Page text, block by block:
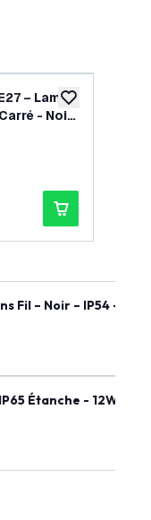
ajouter à la
– Lampe
- Noir
Fil – Noir – IP54 –
Étanche - 12W -